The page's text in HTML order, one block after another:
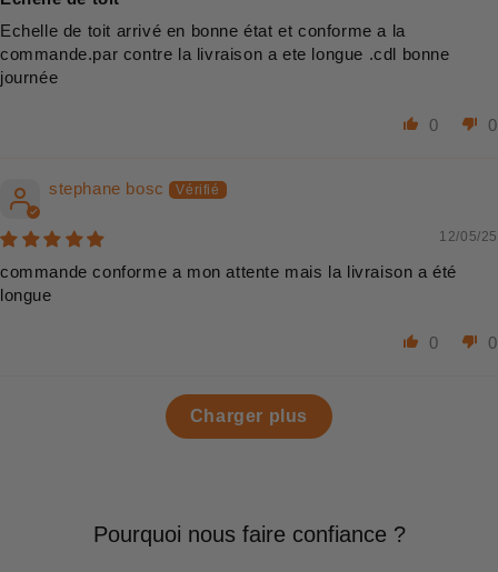
Echelle de toit arrivé en bonne état et conforme a la
commande.par contre la livraison a ete longue .cdl bonne
journée
0 0
stephane bosc
12/05/25
commande conforme a mon attente mais la livraison a été
longue
0 0
Charger plus
Pourquoi nous faire confiance ?